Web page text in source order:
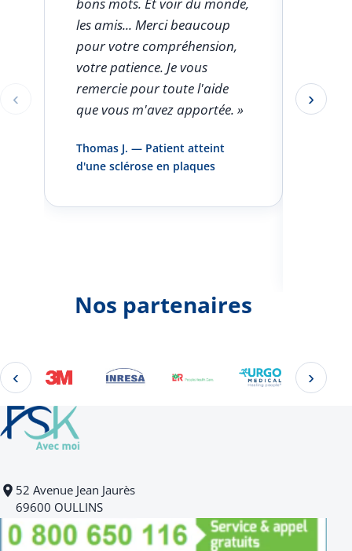
‹
les amis... Merci beaucoup
pour votre compréhension,
votre patience. Je vous
remercie pour toute l'aide
que vous m'avez apportée. »
Thomas J. — Patient atteint
d'une sclérose en plaques
pas
›
Éléments 1 à 1 sur 5
Nos partenaires
‹ ›
Éléments 2 à 4 sur 22
52 Avenue Jean Jaurès
69600 OULLINS